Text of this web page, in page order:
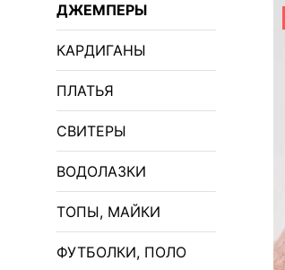
ДЖЕМПЕРЫ
КАРДИГАНЫ
ПЛАТЬЯ
СВИТЕРЫ
ВОДОЛАЗКИ
ТОПЫ, МАЙКИ
ФУТБОЛКИ, ПОЛО